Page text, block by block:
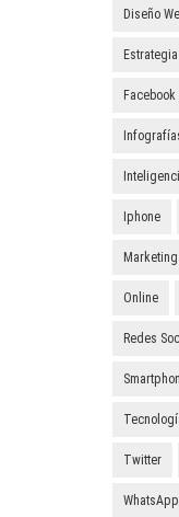
Diseño
Estrategia
Iphone
Online
Redes
Twitter
WhatsApp